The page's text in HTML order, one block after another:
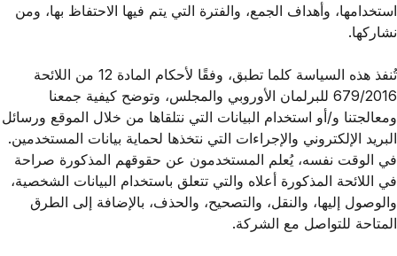
استخدامها، وأهداف الجمع، والفترة التي يتم فيها الاحتفاظ بها، ومن
نشاركها.
تُنفذ هذه السياسة كلما تطبق، وفقًا لأحكام المادة 12 من اللائحة
679/2016 للبرلمان الأوروبي والمجلس، وتوضح كيفية جمعنا
ومعالجتنا و/أو استخدام البيانات التي نتلقاها من خلال الموقع ورسائل
البريد الإلكتروني والإجراءات التي نتخذها لحماية بيانات المستخدمين.
في الوقت نفسه، يُعلم المستخدمون عن حقوقهم المذكورة صراحة
في اللائحة المذكورة أعلاه والتي تتعلق باستخدام البيانات الشخصية،
والوصول إليها، والنقل، والتصحيح، والحذف، بالإضافة إلى الطرق
المتاحة للتواصل مع الشركة.